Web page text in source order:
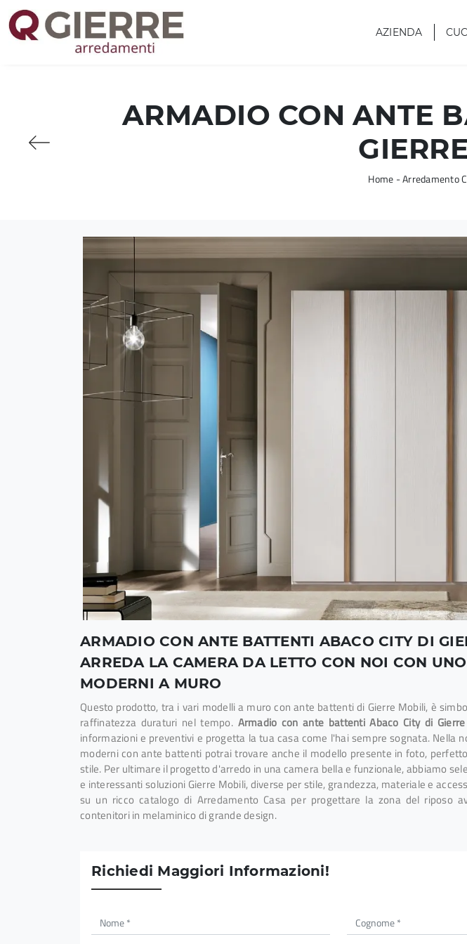
AZIENDA
ARMADIO CON ANTE
Home -Arredamento
ARMADIO CON ANTE BATTENTI ABACO CITY DI
ARREDA LA CAMERA DA LETTO CON NOI CON
MODERNI A MURO
Questo prodotto, tra i vari modelli a muro con ante battenti di Gierre Mobili, è
raffinatezza duraturi nel tempo. Armadio con ante battenti Abaco City di
informazioni e preventivi e progetta la tua casa come l'hai sempre sognata. Nella
moderni con ante battenti potrai trovare anche il modello presente in foto,
stile. Per ultimare il progetto d'arredo in una camera bella e funzionale, abbiamo
e interessanti soluzioni Gierre Mobili, diverse per stile, grandezza, materiale e
su un ricco catalogo di Arredamento Casa per progettare la zona del riposo
contenitori in melaminico di grande design.
Richiedi Maggiori Informazioni!